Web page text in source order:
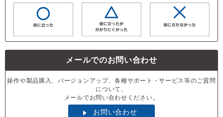
メールでのお問い合わせ
操作や製品購入、バージョンアップ、各種サポート・サービス等のご質問
について、
メールでお問い合わせください。
お問い合わせ